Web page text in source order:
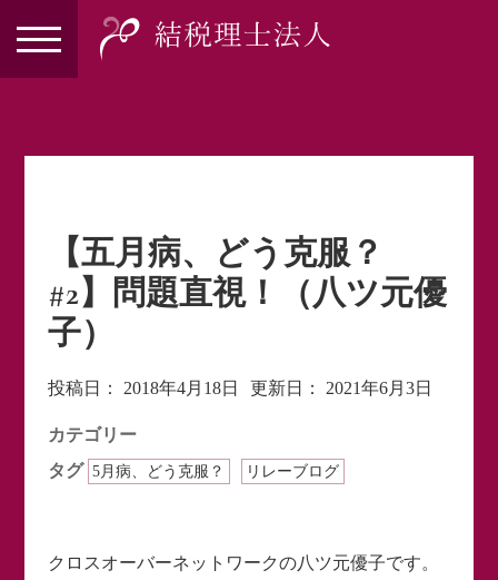
【五月病、どう克服？
#2】問題直視！（八ツ元優
子）
投稿日： 2018年4月18日 更新日： 2021年6月3日
カテゴリー
タグ 5月病、どう克服？ リレーブログ
クロスオーバーネットワークの八ツ元優子です。